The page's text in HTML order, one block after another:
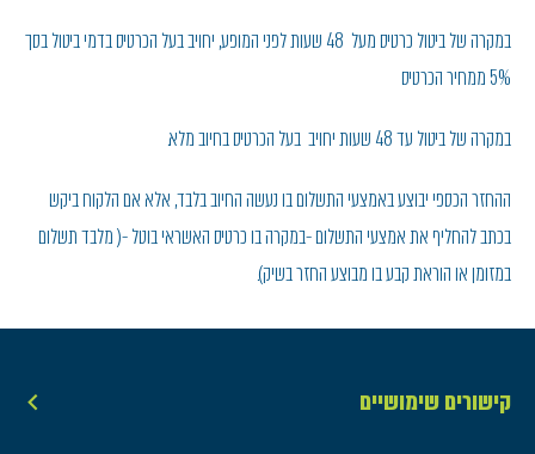
במקרה של ביטול כרטיס מעל 48 שעות לפני המופע, יחויב בעל הכרטיס בדמי ביטול בסך
5% ממחיר הכרטיס
במקרה של ביטול עד 48 שעות יחויב בעל הכרטיס בחיוב מלא.
ההחזר הכספי יבוצע באמצעי התשלום בו נעשה החיוב בלבד, אלא אם הלקוח ביקש
בכתב להחליף את אמצעי התשלום -במקרה בו כרטיס האשראי בוטל -( מלבד תשלום
במזומן או הוראת קבע בו מבוצע החזר בשיק).
קישורים שימושיים